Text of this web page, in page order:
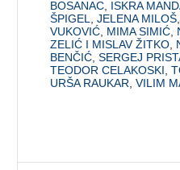
BOSANAC ISKRA
ŠPIGEL
,JELENA MILOŠ
VUKOVIĆ MIMA SIMIĆ
ZELIĆ I MISLAV ŽITKO
BENČIĆ ,SERGEJ
TEODOR CELAKOSKI ,
URŠA RAUKAR ,VILIM